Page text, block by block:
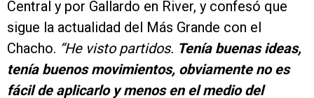
Central y por Gallardo en River, y confesó que
sigue la actualidad del Más Grande con el
Chacho. “He visto partidos. Tenía buenas ideas,
tenía buenos movimientos, obviamente no es
fácil de aplicarlo y menos en el medio del